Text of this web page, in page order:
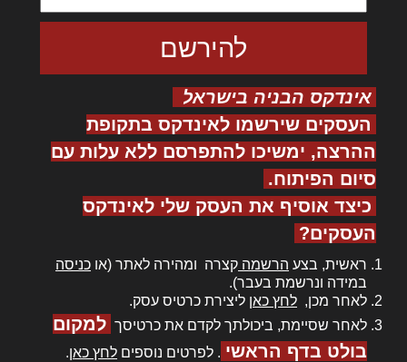
אינדקס הבניה בישראל
העסקים שירשמו לאינדקס בתקופת
ההרצה, ימשיכו להתפרסם ללא עלות עם
סיום הפיתוח.
כיצד אוסיף את העסק שלי לאינדקס
העסקים?
ראשית, בצע הרשמה קצרה ומהירה לאתר (או כניסה
במידה ונרשמת בעבר).
לאחר מכן, לחץ כאן ליצירת כרטיס עסק.
לאחר שסיימת, ביכולתך לקדם את כרטיסך למקום
בולט בדף הראשי . לפרטים נוספים לחץ כאן.